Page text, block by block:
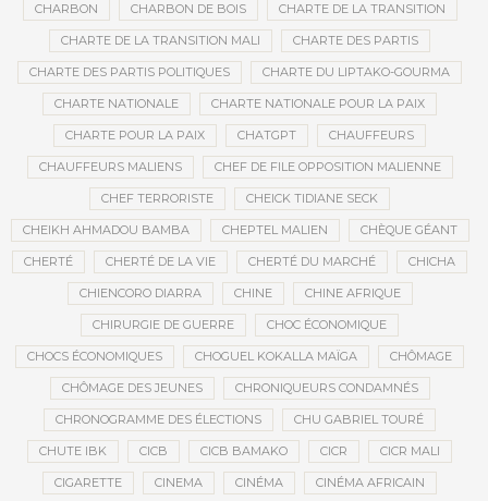
CHARBON CHARBON DE BOIS CHARTE DE LA TRANSITION
CHARTE DE LA TRANSITION MALI CHARTE DES PARTIS
CHARTE DES PARTIS POLITIQUES CHARTE DU LIPTAKO-GOURMA
CHARTE NATIONALE CHARTE NATIONALE POUR LA PAIX
CHARTE POUR LA PAIX CHATGPT CHAUFFEURS
CHAUFFEURS MALIENS CHEF DE FILE OPPOSITION MALIENNE
CHEF TERRORISTE CHEICK TIDIANE SECK
CHEIKH AHMADOU BAMBA CHEPTEL MALIEN CHÈQUE GÉANT
CHERTÉ CHERTÉ DE LA VIE CHERTÉ DU MARCHÉ CHICHA
CHIENCORO DIARRA CHINE CHINE AFRIQUE
CHIRURGIE DE GUERRE CHOC ÉCONOMIQUE
CHOCS ÉCONOMIQUES CHOGUEL KOKALLA MAÏGA CHÔMAGE
CHÔMAGE DES JEUNES CHRONIQUEURS CONDAMNÉS
CHRONOGRAMME DES ÉLECTIONS CHU GABRIEL TOURÉ
CHUTE IBK CICB CICB BAMAKO CICR CICR MALI
CIGARETTE CINEMA CINÉMA CINÉMA AFRICAIN